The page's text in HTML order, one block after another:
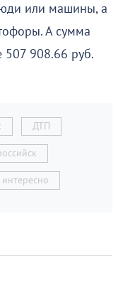
или машины, а
А сумма
507 908.66 руб.
ДТП
интересно